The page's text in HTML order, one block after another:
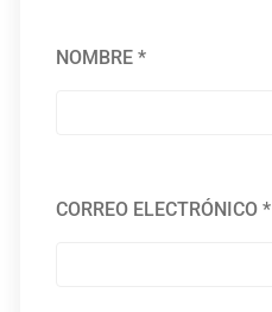
NOMBRE*
CORREO ELECTRÓNICO*